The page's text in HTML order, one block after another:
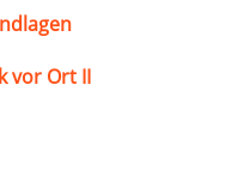
vor Ort II